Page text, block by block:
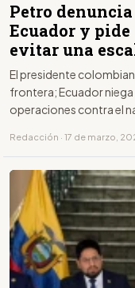
Petro
Ecuador y
evitar una
El presidente
frontera; Ecuador
operaciones contra el
Redacción · 17 de marzo,